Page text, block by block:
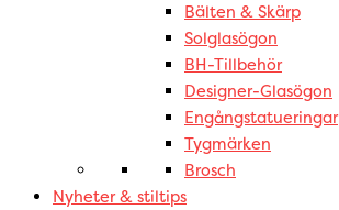
Bälten & Skärp
Solglasögon
BH-Tillbehör
Designer-Glasögon
Engångstatueringar
Tygmärken
Brosch
Nyheter & stiltips